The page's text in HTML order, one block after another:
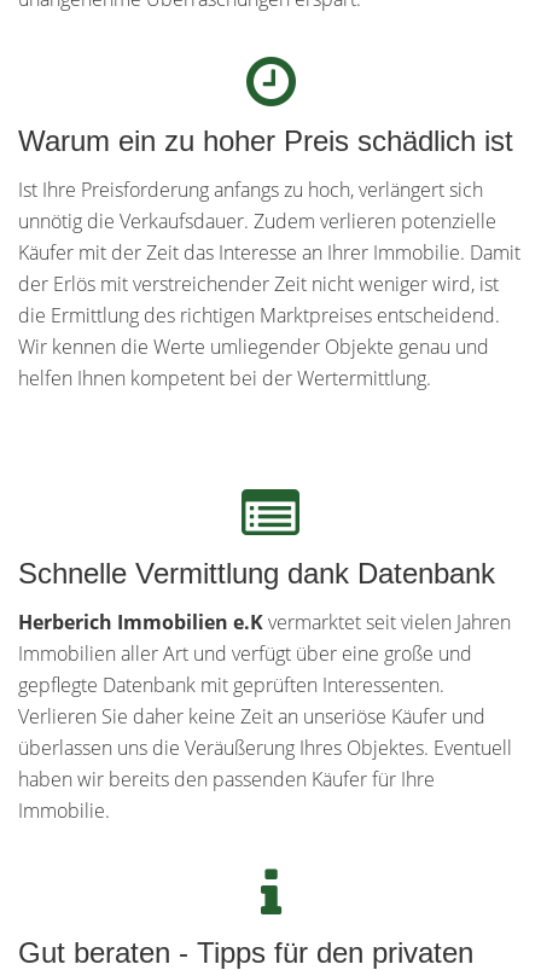
Warum ein zu hoher Preis schädlich ist
Ist Ihre Preisforderung anfangs zu hoch, verlängert sich
unnötig die Verkaufsdauer. Zudem verlieren potenzielle
Käufer mit der Zeit das Interesse an Ihrer Immobilie. Damit
der Erlös mit verstreichender Zeit nicht weniger wird, ist
die Ermittlung des richtigen Marktpreises entscheidend.
Wir kennen die Werte umliegender Objekte genau und
helfen Ihnen kompetent bei der Wertermittlung.
Schnelle Vermittlung dank Datenbank
Herberich Immobilien e.Kvermarktet seit vielen Jahren
Immobilien aller Art und verfügt über eine große und
gepflegte Datenbank mit geprüften Interessenten.
Verlieren Sie daher keine Zeit an unseriöse Käufer und
überlassen uns die Veräußerung Ihres Objektes. Eventuell
haben wir bereits den passenden Käufer für Ihre
Immobilie.
Gut beraten - Tipps für den privaten